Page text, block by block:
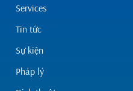
Services
Tin tức
Sự kiện
Pháp lý